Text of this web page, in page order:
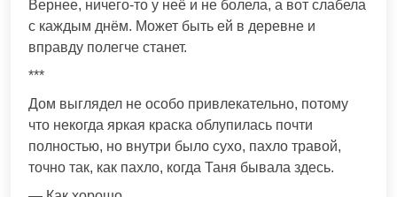
Вернее, ничего-то у неё и не болела, а вот слабела
с каждым днём. Может быть ей в деревне и
вправду полегче станет.
***
Дом выглядел не особо привлекательно, потому
что некогда яркая краска облупилась почти
полностью, но внутри было сухо, пахло травой,
точно так, как пахло, когда Таня бывала здесь.